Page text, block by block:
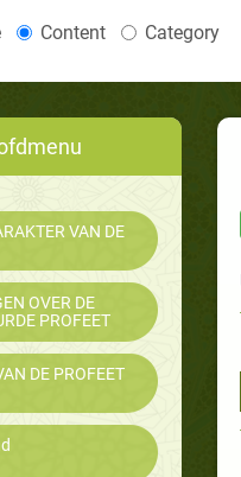
Content Category
VAN DE
OVER DE
PROFEET
DE PROFEET